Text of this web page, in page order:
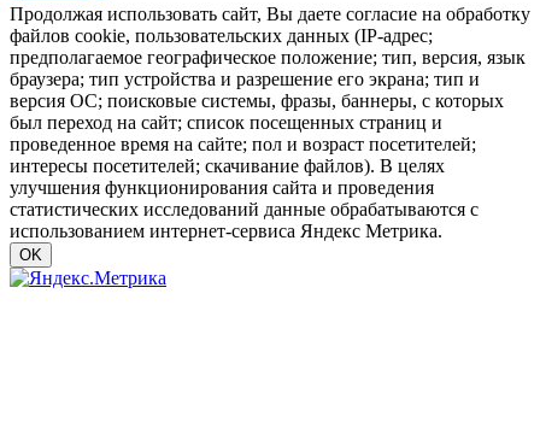
Продолжая использовать сайт, Вы даете согласие на обработку
файлов cookie, пользовательских данных (IP-адрес;
предполагаемое географическое положение; тип, версия, язык
браузера; тип устройства и разрешение его экрана; тип и
версия ОС; поисковые системы, фразы, баннеры, с которых
был переход на сайт; список посещенных страниц и
проведенное время на сайте; пол и возраст посетителей;
интересы посетителей; скачивание файлов). В целях
улучшения функционирования сайта и проведения
статистических исследований данные обрабатываются с
использованием интернет-сервиса Яндекс Метрика.
OK